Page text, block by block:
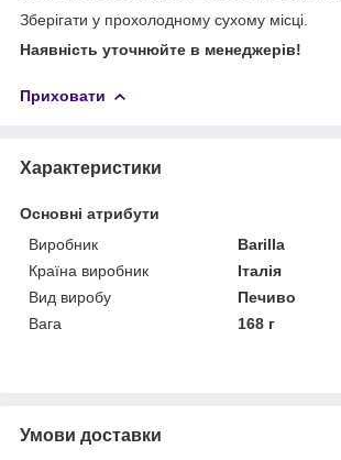
Зберігати у прохолодному сухому місці.
Наявність уточнюйте в менеджерів!
Приховати
Характеристики
Основні атрибути
Виробник
Barilla
Країна виробник
Італія
Вид виробу
Печиво
Вага
168 г
Умови доставки